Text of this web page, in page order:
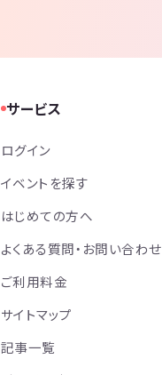
サービス
ログイン
イベントを探す
はじめての方へ
よくある質問・お問い合わせ
ご利用料金
サイトマップ
記事一覧